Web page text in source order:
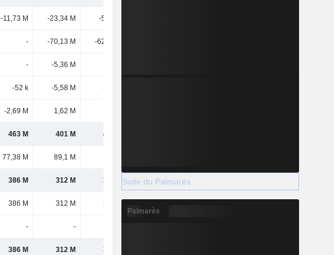
-11,73 M -23,34 M -5,21 M
- -70,13 M -62,74 M
- -5,36 M
-52 k -5,58 M -369 k
-2,69 M 1,62 M
463 M 401 M 491 M
77,38 M 89,1 M
386 M 312 M 389 M 417 M
386 M 312 M 389 M
- -
386 M 312 M 389 M
Suite du Palmarès
Palmarès